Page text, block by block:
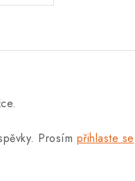
Prosím přihlaste se